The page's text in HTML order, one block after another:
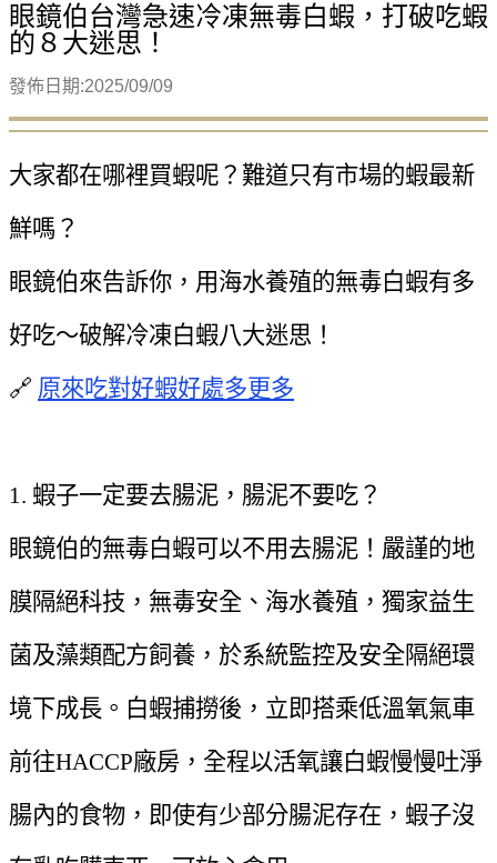
眼鏡伯台灣急速冷凍無毒白蝦，打破吃蝦
的８大迷思！
發佈日期:2025/09/09
大家都在哪裡買蝦呢？難道只有市場的蝦最新
鮮嗎？
眼鏡伯來告訴你，用海水養殖的無毒白蝦有多
好吃～破解冷凍白蝦八大迷思！
🔗 原來吃對好蝦好處多更多
1. 蝦子一定要去腸泥，腸泥不要吃？
眼鏡伯的無毒白蝦可以不用去腸泥！嚴謹的地
膜隔絕科技，無毒安全、海水養殖，獨家益生
菌及藻類配方飼養，於系統監控及安全隔絕環
境下成長。白蝦捕撈後，立即搭乘低溫氧氣車
前往HACCP廠房，全程以活氧讓白蝦慢慢吐淨
腸內的食物，即使有少部分腸泥存在，蝦子沒